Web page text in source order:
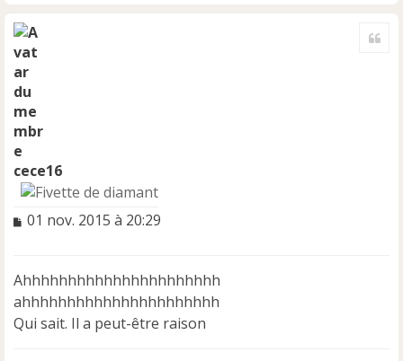
cece16
M
s
a
g
e
01 nov. 2015 à 20:29
Ahhhhhhhhhhhhhhhhhhhhhh
ahhhhhhhhhhhhhhhhhhhhhh
Qui sait. Il a peut-être raison